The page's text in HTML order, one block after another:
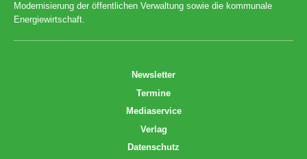
Modernisierung der öffentlichen Verwaltung sowie die kommunale
Energiewirtschaft.
Newsletter
Termine
Mediaservice
Verlag
Datenschutz